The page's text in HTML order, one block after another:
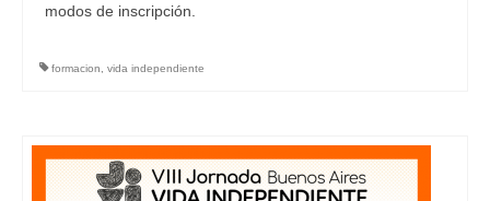
modos de inscripción.
formacion vida independiente